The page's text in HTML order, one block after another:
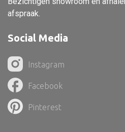
Pilaar
Dienblad
Mand
Roomdevider
afspraak.
Social Media
Instagram
Facebook
Pinterest